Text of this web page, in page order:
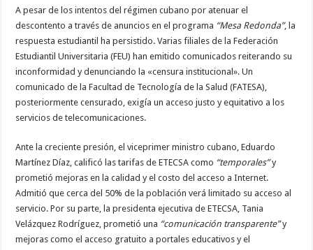
A pesar de los intentos del régimen cubano por atenuar el
descontento a través de anuncios en el programa “Mesa Redonda”, la
respuesta estudiantil ha persistido. Varias filiales de la Federación
Estudiantil Universitaria (FEU) han emitido comunicados reiterando su
inconformidad y denunciando la «censura institucional». Un
comunicado de la Facultad de Tecnología de la Salud (FATESA),
posteriormente censurado, exigía un acceso justo y equitativo a los
servicios de telecomunicaciones.
Ante la creciente presión, el viceprimer ministro cubano, Eduardo
Martínez Díaz, calificó las tarifas de ETECSA como “temporales”y
prometió mejoras en la calidad y el costo del acceso a Internet.
Admitió que cerca del 50% de la población verá limitado su acceso al
servicio. Por su parte, la presidenta ejecutiva de ETECSA, Tania
Velázquez Rodríguez, prometió una “comunicación transparente”y
mejoras como el acceso gratuito a portales educativos y el